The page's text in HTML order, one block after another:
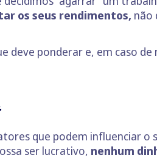
os seus rendimentos, não
deve ponderar e, em caso de
que podem influenciar o
ser lucrativo, nenhum